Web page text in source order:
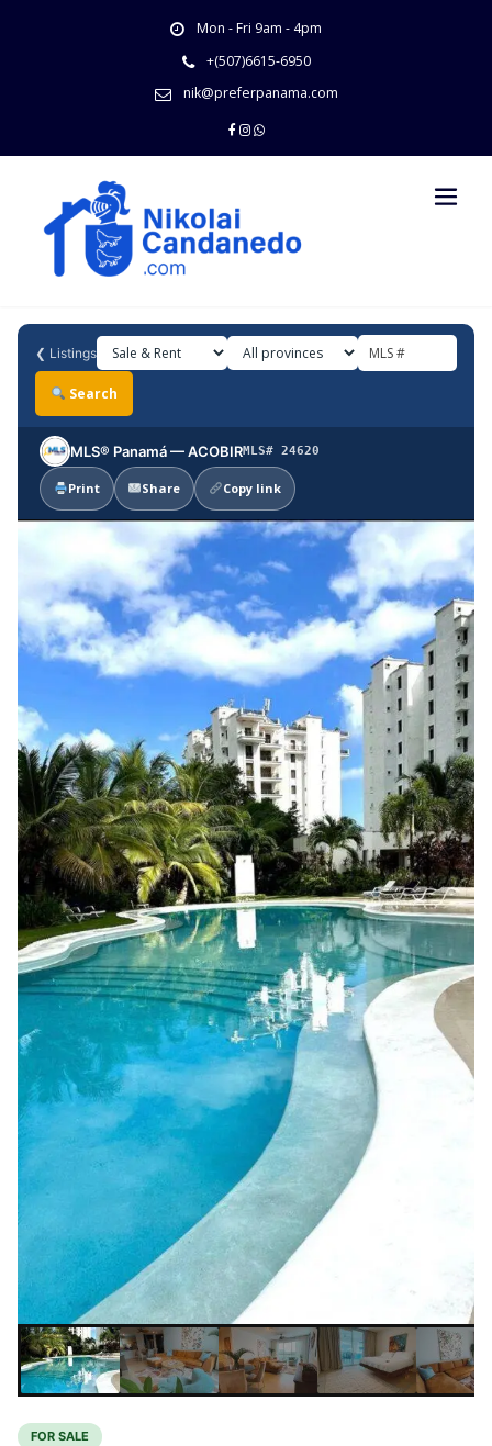
Mon - Fri 9am - 4pm
+(507)6615-6950
nik@preferpanama.com
❮ Listings
Search
MLS® Panamá — ACOBIRMLS# 24620
Print Share Copy link
FOR SALE